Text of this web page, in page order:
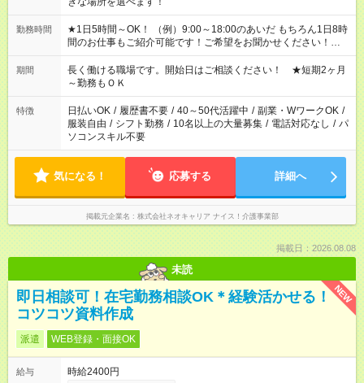
勤務時間
★1日5時間～OK！ （例）9:00～18:00のあいだ もちろん1日8時
間のお仕事もご紹介可能です！ご希望をお聞かせください！★家
庭の都合でお休みが必要な場合も遠慮なくご相談ください。 ※
週最低15時間以上の勤務が必要です
期間
長く働ける職場です。開始日はご相談ください！ ★短期2ヶ月
～勤務もＯＫ
特徴 日払いOK / 履歴書不要 / 40～50代活躍中 / 副業・WワークOK /
服装自由 / シフト勤務 / 10名以上の大量募集 / 電話対応なし / パ
ソコンスキル不要
気になる！ 応募する 詳細へ
掲載元企業名 株式会社ネオキャリア ナイス！介護事業部
掲載日：2026.08.08
未読
NEW
即日相談可！在宅勤務相談OK＊経験活かせる！
コツコツ資料作成
派遣 WEB登録・面接OK
給与
時給2400円